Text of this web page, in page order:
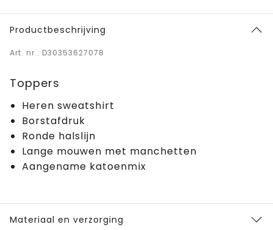
Productbeschrijving
Art. nr.: D30353627078
Toppers
Heren sweatshirt
Borstafdruk
Ronde halslijn
Lange mouwen met manchetten
Aangename katoenmix
Materiaal en verzorging